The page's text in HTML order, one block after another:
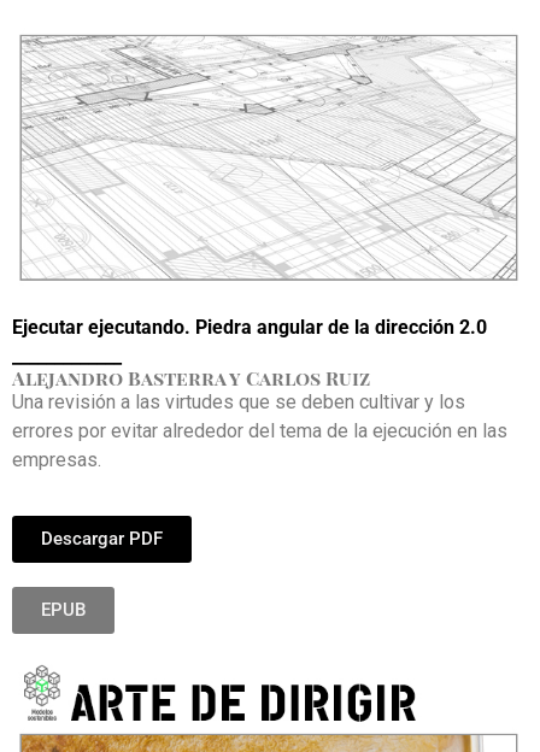
Ejecutar ejecutando. Piedra angular de la dirección 2.0
Alejandro Basterra y Carlos Ruiz
Una revisión a las virtudes que se deben cultivar y los
errores por evitar alrededor del tema de la ejecución en las
empresas.
Descargar PDF
EPUB